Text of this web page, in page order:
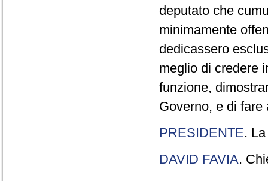
deputato che
minimamente
dedicassero
meglio di credere
funzione,
Governo, e di
PRESIDENTE.
DAVID FAVIA.